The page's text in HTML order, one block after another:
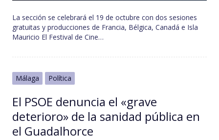
La sección se celebrará el 19 de octubre con dos sesiones
gratuitas y producciones de Francia, Bélgica, Canadá e Isla
Mauricio El Festival de Cine…
Málaga Política
El PSOE denuncia el «grave
deterioro» de la sanidad pública en
el Guadalhorce